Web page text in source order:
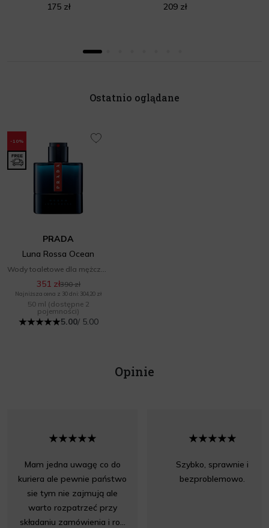
175 zł
209 zł
Ostatnio oglądane
-10%
PRADA
Luna Rossa Ocean
351 zł390 zł
Najniższa cena z 30 dni: 304,20 zł
50 ml (dostępne 2
pojemności)
5.00/ 5.00
Opinie
Mam jedna uwagę co do
kuriera ale pewnie państwo
sie tym nie zajmują ale
warto rozpatrzeć przy
składaniu zamówienia i ro...
Szybko, sprawnie i
bezproblemowo.